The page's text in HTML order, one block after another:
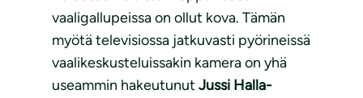
vaaligallupeissa on ollut kova. Tämän
myötä televisiossa jatkuvasti pyörineissä
vaalikeskusteluissakin kamera on yhä
useammin hakeutunut Jussi Halla-